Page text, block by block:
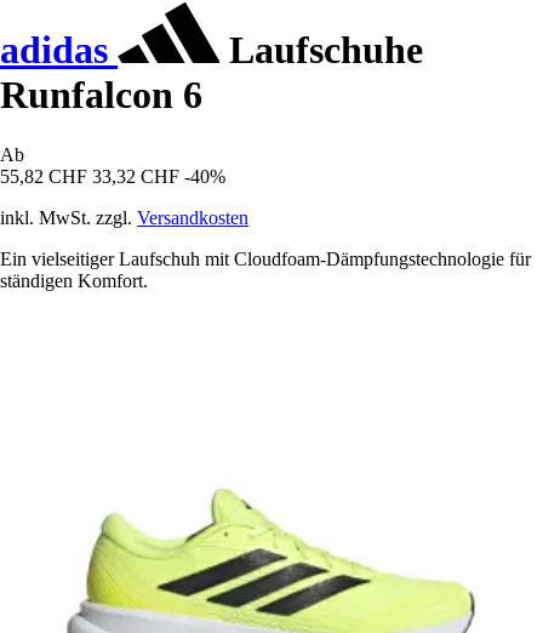
adidas
Laufschuhe
Runfalcon 6
Ab
55,82 CHF 33,32 CHF -40%
inkl. MwSt. zzgl. Versandkosten
Ein vielseitiger Laufschuh mit Cloudfoam-Dämpfungstechnologie für
ständigen Komfort.